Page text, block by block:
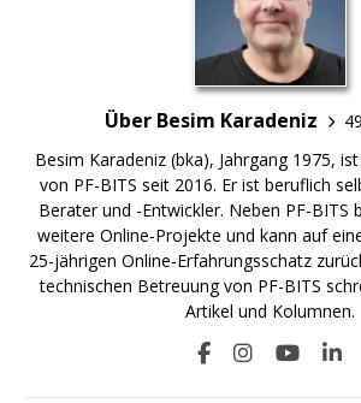
Über Besim Karadeniz
Besim Karadeniz (bka), Jahrgang 1975,
von PF-BITS seit 2016. Er ist beruflich
Berater und -Entwickler. Neben PF-BITS
weitere Online-Projekte und kann auf
25-jährigen Online-Erfahrungsschatz
technischen Betreuung von PF-BITS
Artikel und Kolumnen.